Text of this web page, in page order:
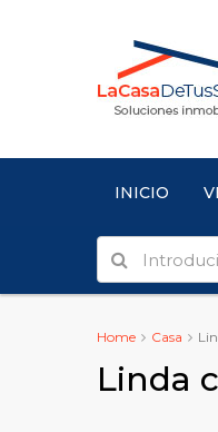
INICIO
Home Casa
Linda